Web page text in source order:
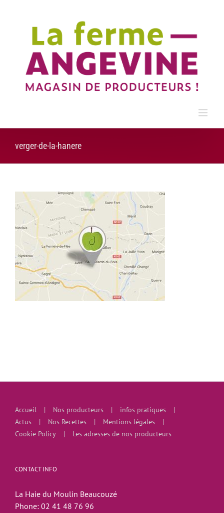
verger-de-la-hanere
Accueil Nos producteurs
infos pratiques
Actus
Nos Recettes
Mentions légales
Cookie Policy
Les adresses de nos producteurs
CONTACT INFO
La Haie du Moulin Beaucouzé
Phone: 02 41 48 76 96